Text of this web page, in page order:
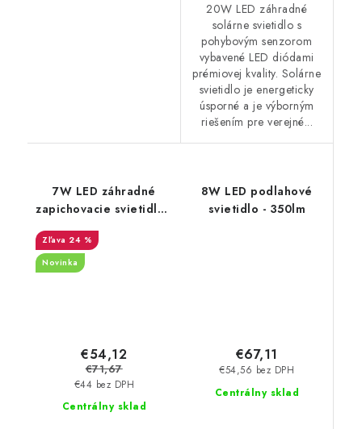
20W LED záhradné
solárne svietidlo s
pohybovým senzorom
vybavené LED diódami
prémiovej kvality. Solárne
svietidlo je energeticky
úsporné a je výborným
riešením pre verejné...
7W LED záhradné
zapichovacie svietidlo -
520lm - biele
24 %
Novinka
Centrálny sklad
€44 bez DPH
€54,12
€71,67
8W LED podlahové
svietidlo - 350lm
Centrálny sklad
€54,56 bez DPH
€67,11